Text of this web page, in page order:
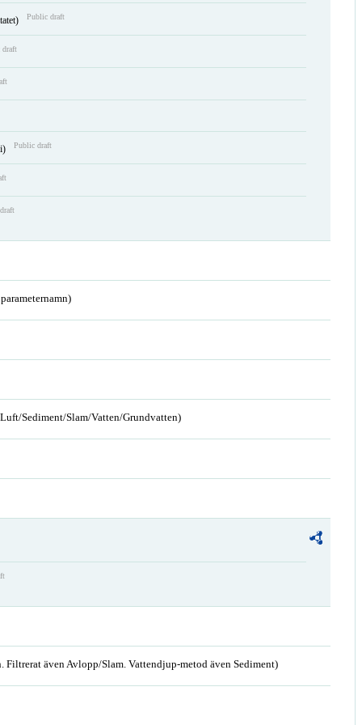
Public draft
draft
Public draft
Sediment/Slam/Vatten/Grundvatten)
Filtrerat även Avlopp/Slam. Vattendjup-metod även Sediment)